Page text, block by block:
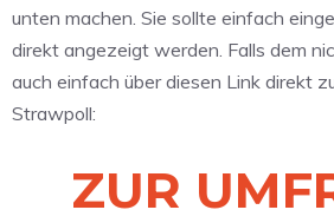
unten machen. Sie sollte einfach
direkt angezeigt werden. Falls dem
auch einfach über diesen Link direkt
Strawpoll:
ZUR